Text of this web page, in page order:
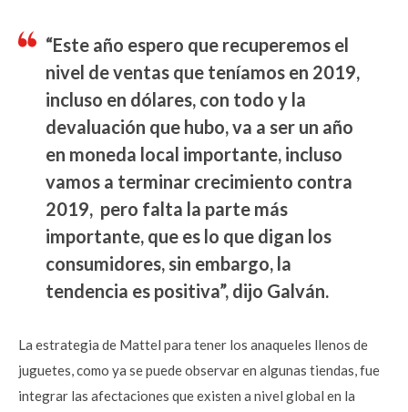
“Este año espero que recuperemos el
nivel de ventas que teníamos en 2019,
incluso en dólares, con todo y la
devaluación que hubo, va a ser un año
en moneda local importante, incluso
vamos a terminar crecimiento contra
2019, pero falta la parte más
importante, que es lo que digan los
consumidores, sin embargo, la
tendencia es positiva”, dijo Galván.
La estrategia de Mattel para tener los anaqueles llenos de
juguetes, como ya se puede observar en algunas tiendas, fue
integrar las afectaciones que existen a nivel global en la